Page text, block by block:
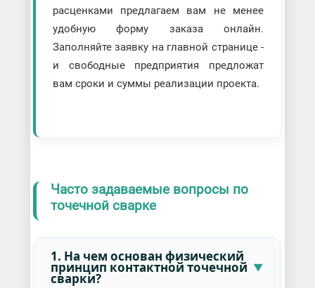
расценками предлагаем вам не менее
удобную форму заказа онлайн.
Заполняйте заявку на главной странице -
и свободные предприятия предложат
вам сроки и суммы реализации проекта.
Часто задаваемые вопросы по
точечной сварке
1. На чем основан физический
принцип контактной точечной
сварки?